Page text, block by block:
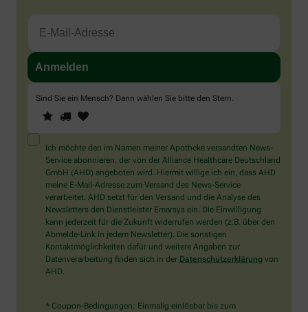
Sind Sie ein Mensch? Dann wählen Sie bitte den Stern
Sind
Sie
ein
Mensch?
Dann
wählen
Sie
bitte
den
Stern.
1 2
Ich möchte den im Namen meiner Apotheke versandten News-
Service abonnieren, der von der Alliance Healthcare Deutschland
GmbH (AHD) angeboten wird. Hiermit willige ich ein, dass AHD
meine E-Mail-Adresse zum Versand des News-Service
verarbeitet. AHD setzt für den Versand und die Analyse des
Newsletters den Dienstleister Emarsys ein. Die Einwilligung
kann jederzeit für die Zukunft widerrufen werden (z.B. über den
Abmelde-Link in jedem Newsletter). Die sonstigen
Kontaktmöglichkeiten dafür und weitere Angaben zur
Datenverarbeitung finden sich in der Datenschutzerklärung von
AHD.
* Coupon-Bedingungen: Einmalig einlösbar bis zum